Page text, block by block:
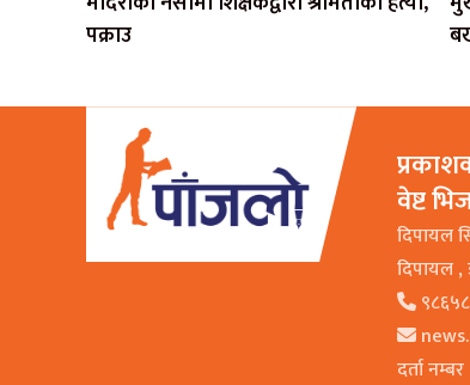
पक्राउ
वेष्ट
दिपायल
दिपायल ,
दर्ता